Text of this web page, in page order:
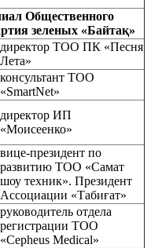
Общественного
зеленых «Байтақ»
директор ТОО ПК «Песня
Лета»
консультант ТОО
«SmartNet»
директор ИП
«Моисеенко»
вице-президент по
развитию ТОО «Самат
шоу техник». Президент
Ассоциации «Табиғат»
руководитель отдела
регистрации ТОО
«Cepheus Medical»